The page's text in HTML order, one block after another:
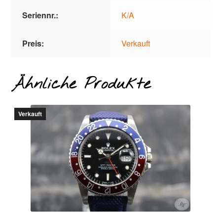
Seriennr.: K/A
Preis: Verkauft
Ähnliche Produkte
Verkauft